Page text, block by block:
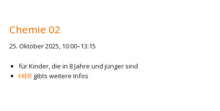
Chemie 02
25. Oktober 2025, 10:00–13:15
für Kinder, die in 8 Jahre und jünger sind
HIERgibts weitere Infos